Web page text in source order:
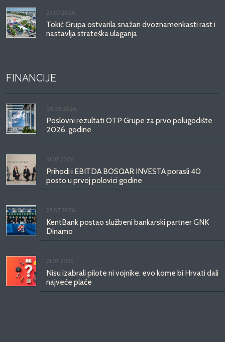
29.07.2026.
Tokić Grupa ostvarila snažan dvoznamenkasti rast i
nastavlja strateška ulaganja
FINANCIJE
06.08.2026.
Poslovni rezultati OTP Grupe za prvo polugodište
2026. godine
31.07.2026.
Prihodi i EBITDA BOSQAR INVESTA porasli 40
posto u prvoj polovici godine
28.07.2026.
KentBank postao službeni bankarski partner GNK
Dinamo
21.07.2026.
Nisu izabrali pilote ni vojnike: evo kome bi Hrvati dali
najveće plaće